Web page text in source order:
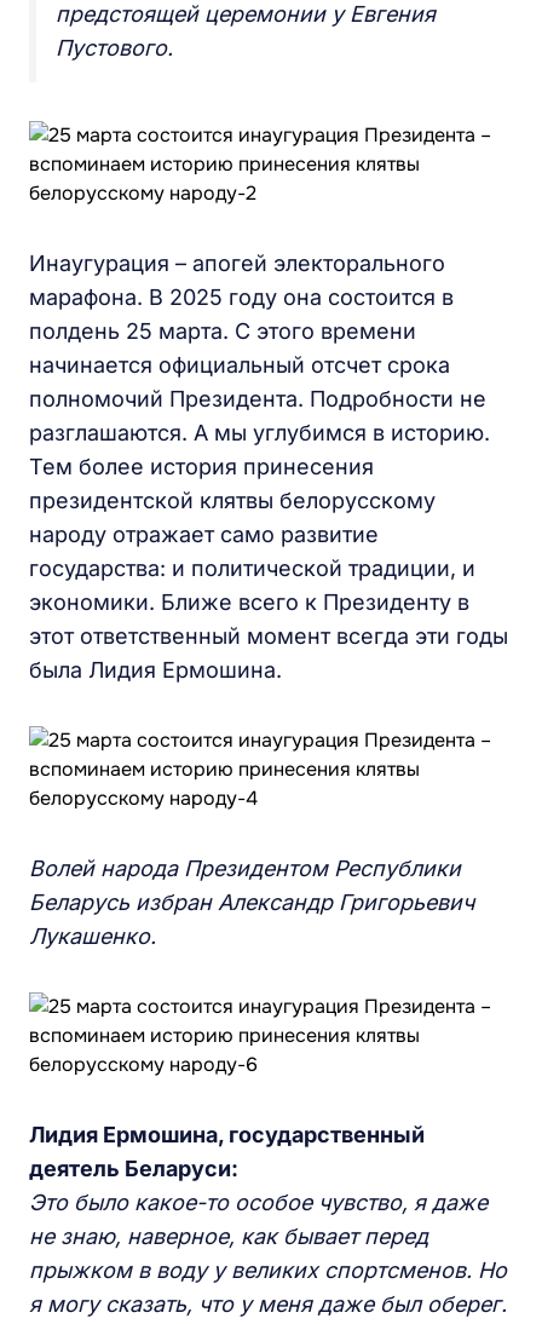
предстоящей церемонии у Евгения
Пустового.
Инаугурация – апогей электорального
марафона. В 2025 году она состоится в
полдень 25 марта. С этого времени
начинается официальный отсчет срока
полномочий Президента. Подробности не
разглашаются. А мы углубимся в историю.
Тем более история принесения
президентской клятвы белорусскому
народу отражает само развитие
государства: и политической традиции, и
экономики. Ближе всего к Президенту в
этот ответственный момент всегда эти годы
была Лидия Ермошина.
Волей народа Президентом Республики
Беларусь избран Александр Григорьевич
Лукашенко.
Лидия Ермошина, государственный
деятель Беларуси:
Это было какое-то особое чувство, я даже
не знаю, наверное, как бывает перед
прыжком в воду у великих спортсменов. Но
я могу сказать, что у меня даже был оберег.